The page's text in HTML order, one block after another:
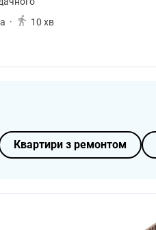
· 10 хв
Квартири з ремонтом